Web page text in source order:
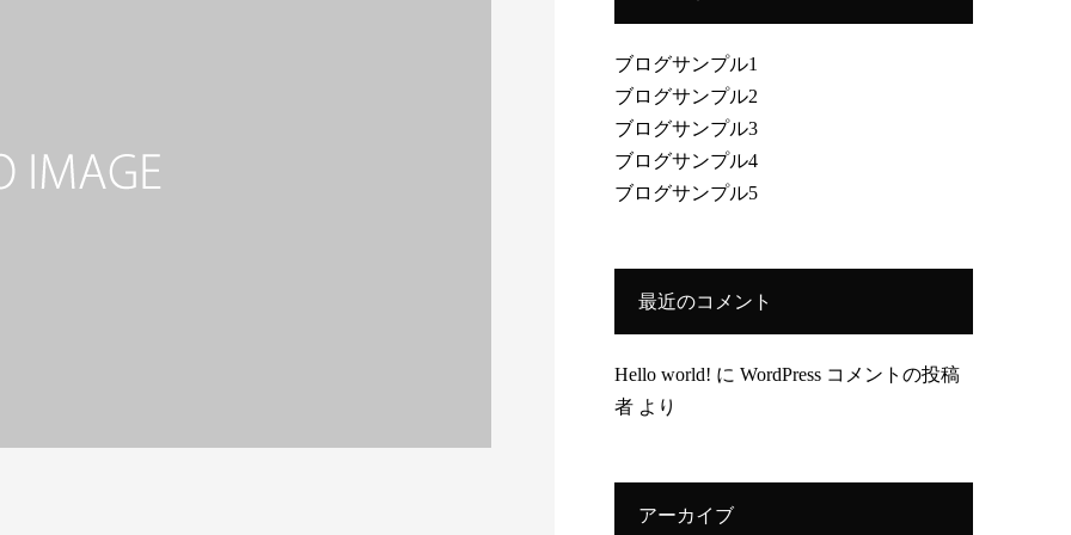
ブログサンプル1
ブログサンプル2
ブログサンプル3
ブログサンプル4
ブログサンプル5
最近のコメント
Hello world! に WordPress コメントの投稿
者 より
アーカイブ